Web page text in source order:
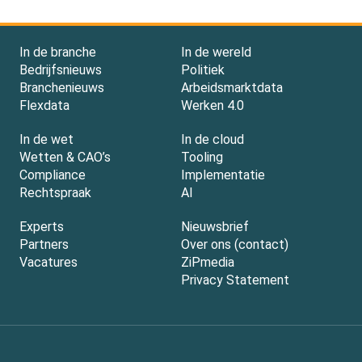
In de branche
Bedrijfsnieuws
Branchenieuws
Flexdata
In de wereld
Politiek
Arbeidsmarktdata
Werken 4.0
In de wet
Wetten & CAO’s
Compliance
Rechtspraak
In de cloud
Tooling
Implementatie
AI
Experts
Partners
Vacatures
Nieuwsbrief
Over ons (contact)
ZiPmedia
Privacy Statement